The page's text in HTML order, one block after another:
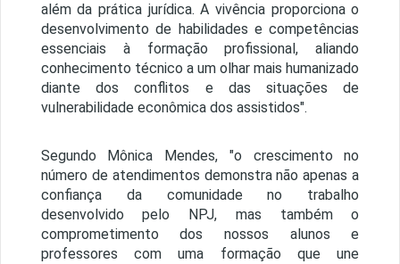
além da prática jurídica. A vivência proporciona o
desenvolvimento de habilidades e competências
essenciais à formação profissional, aliando
conhecimento técnico a um olhar mais humanizado
diante dos conflitos e das situações de
vulnerabilidade econômica dos assistidos".
Segundo Mônica Mendes, "o crescimento no
número de atendimentos demonstra não apenas a
confiança da comunidade no trabalho
desenvolvido pelo NPJ, mas também o
comprometimento dos nossos alunos e
professores com uma formação que une